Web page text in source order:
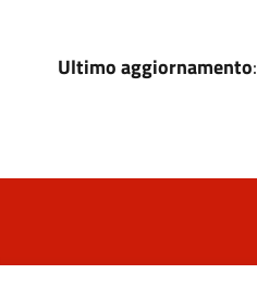
Ultimo aggiornamento